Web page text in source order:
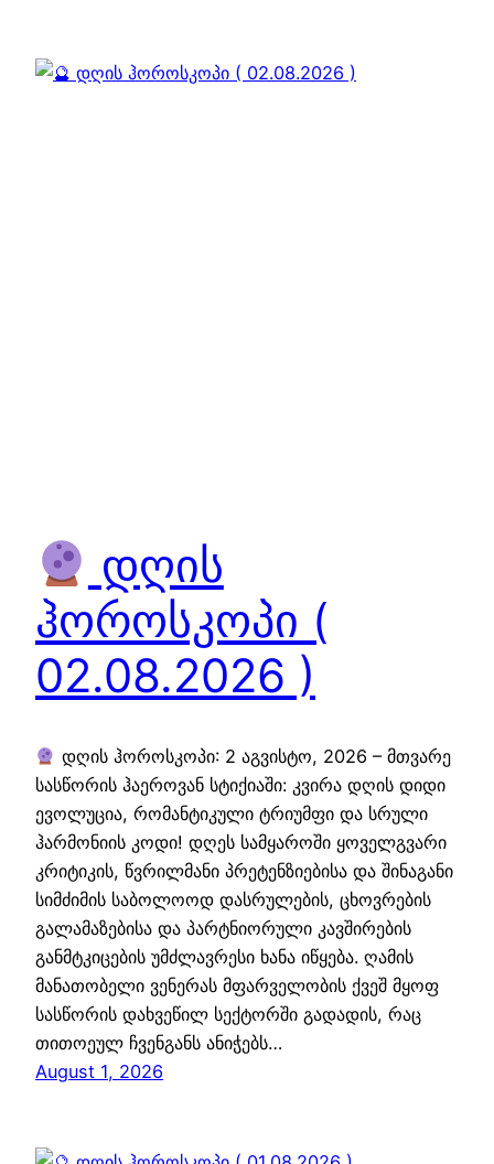
დღის
ჰოროსკოპი (
02.08.2026 )
დღის ჰოროსკოპი: 2 აგვისტო, 2026 – მთვარე
სასწორის ჰაეროვან სტიქიაში: კვირა დღის დიდი
ევოლუცია, რომანტიკული ტრიუმფი და სრული
ჰარმონიის კოდი! დღეს სამყაროში ყოველგვარი
კრიტიკის, წვრილმანი პრეტენზიებისა და შინაგანი
სიმძიმის საბოლოოდ დასრულების, ცხოვრების
გალამაზებისა და პარტნიორული კავშირების
განმტკიცების უმძლავრესი ხანა იწყება. ღამის
მანათობელი ვენერას მფარველობის ქვეშ მყოფ
სასწორის დახვეწილ სექტორში გადადის, რაც
თითოეულ ჩვენგანს ანიჭებს…
August 1, 2026